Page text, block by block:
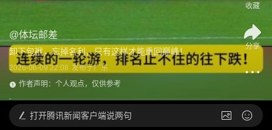
@体坛邮差
卸下包袱，忘掉名利，只有这样才能重回巅峰！
2026-06-09 22:08 发布于广东
作者声明：个人观点，仅供参考
收藏
分享
打开腾讯新闻客户端说两句